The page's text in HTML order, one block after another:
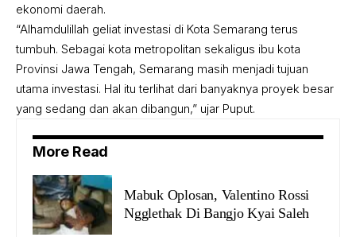
ekonomi daerah.
“Alhamdulillah geliat investasi di Kota Semarang terus
tumbuh. Sebagai kota metropolitan sekaligus ibu kota
Provinsi Jawa Tengah, Semarang masih menjadi tujuan
utama investasi. Hal itu terlihat dari banyaknya proyek besar
yang sedang dan akan dibangun,” ujar Puput.
More Read
Mabuk Oplosan, Valentino Rossi
Ngglethak Di Bangjo Kyai Saleh